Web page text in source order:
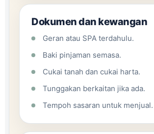
Dokumen dan kewangan
Geran atau SPA terdahulu.
Baki pinjaman semasa.
Cukai tanah dan cukai harta.
Tunggakan berkaitan jika ada.
Tempoh sasaran untuk menjual.